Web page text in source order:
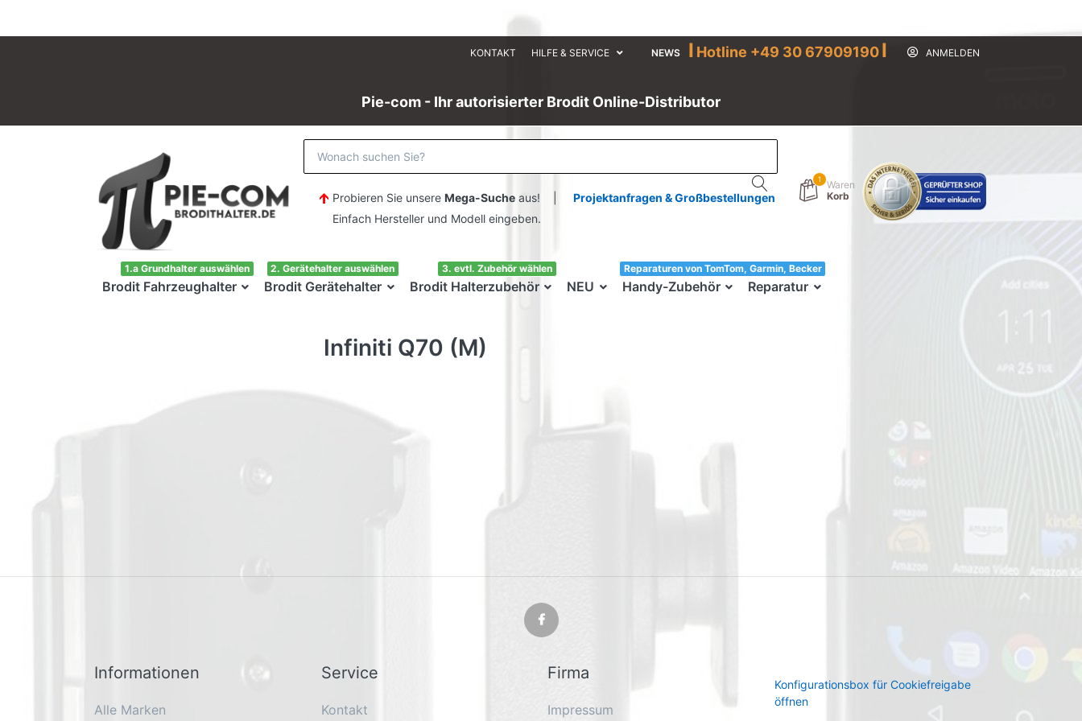
KONTAKT HILFE & SERVICE NEWS I Hotline +49 30 67909190I ANMELDEN
Pie-com - Ihr autorisierter Brodit Online-Distributor
Probieren Sie unsere Mega-Sucheaus! | Projektanfragen & Großbestellungen
Einfach Hersteller und Modell eingeben.
1
Waren
Korb
Brodit Fahrzeughalter
1.a Grundhalter auswählen
Brodit Gerätehalter
2. Gerätehalter auswählen
Brodit Halterzubehör
3. evtl. Zubehör wählen
NEU Handy-Zubehör
33!
Reparatur
Reparaturen von TomTom, Garmin, Becker
Infiniti Q70 (M)
Informationen
Alle Marken
Service
Kontakt
Firma
Impressum
Konfigurationsbox für Cookiefreigabe
öffnen